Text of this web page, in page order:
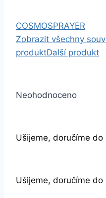
COSMOSPRAYER
Zobrazit všechny
produktDalší produkt
Neohodnoceno
Ušijeme, doručíme do
Ušijeme, doručíme do